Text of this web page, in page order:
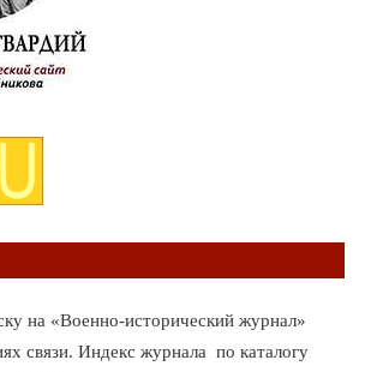
на «Военно-исторический журнал»
связи. Индекс журнала по каталогу